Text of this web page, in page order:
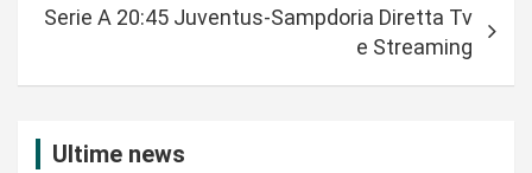
Serie A 20:45 Juventus-Sampdoria Diretta Tv
e Streaming
Ultime news